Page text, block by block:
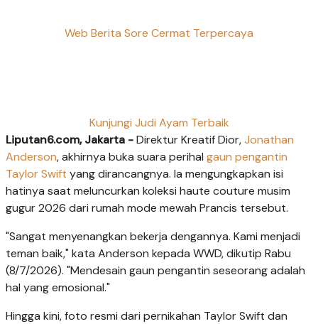
Web Berita Sore Cermat Terpercaya
Kunjungi Judi Ayam Terbaik
Liputan6.com, Jakarta -Direktur Kreatif Dior,Jonathan
Anderson, akhirnya buka suara perihal gaun pengantin
Taylor Swift yang dirancangnya. Ia mengungkapkan isi
hatinya saat meluncurkan koleksi haute couture musim
gugur 2026 dari rumah mode mewah Prancis tersebut.
"Sangat menyenangkan bekerja dengannya. Kami menjadi
teman baik," kata Anderson kepada WWD, dikutip Rabu
(8/7/2026). "Mendesain gaun pengantin seseorang adalah
hal yang emosional."
Hingga kini, foto resmi dari pernikahan Taylor Swift dan